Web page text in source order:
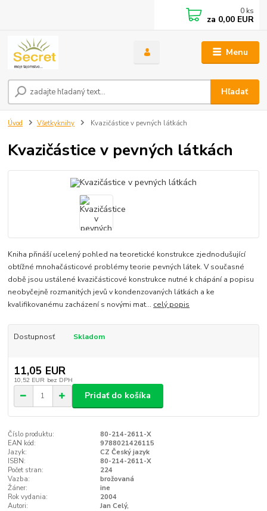
Menu
Hľadať
0 ks
za 0,00 EUR
Úvod Všetkyknihy Kvazičástice v pevných látkách
Kvazičástice v pevných látkách
Kniha přináší ucelený pohled na teoretické konstrukce zjednodušující
obtížné mnohačásticové problémy teorie pevných látek. V současné
době jsou ustálené kvazičásticové konstrukce nutné k chápání a popisu
neobyčejně rozmanitých jevů v kondenzovaných látkách a ke
kvalifikovanému zacházení s novými mat... celý popis
Dostupnosť Skladom
11,05 EUR
10,52 EUR bez DPH
Pridať do košíka
Číslo produktu:
80-214-2611-X
EAN kód:
9788021426115
Jazyk:
CZ Český jazyk
ISBN:
80-214-2611-X
Počet stran:
224
Vazba:
brožovaná
Žáner:
ine
Rok vydania:
2004
Autori:
Jan Celý,